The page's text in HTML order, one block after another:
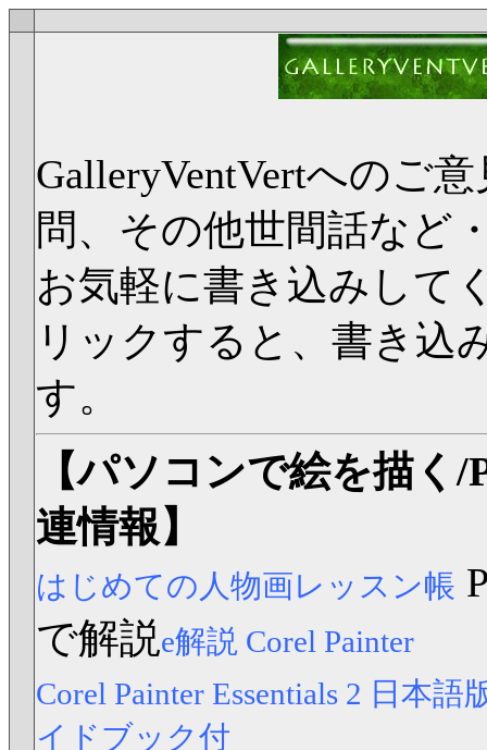
GalleryVentVertへのご
問、その他世間話など
お気軽に書き込みして
リックすると、書き込
す。
【パソコンで絵を描く
連情報】
はじめての人物画レッスン帳
で解説e解説 Corel Painter
Corel Painter Essentials 2 日本語
イドブック付